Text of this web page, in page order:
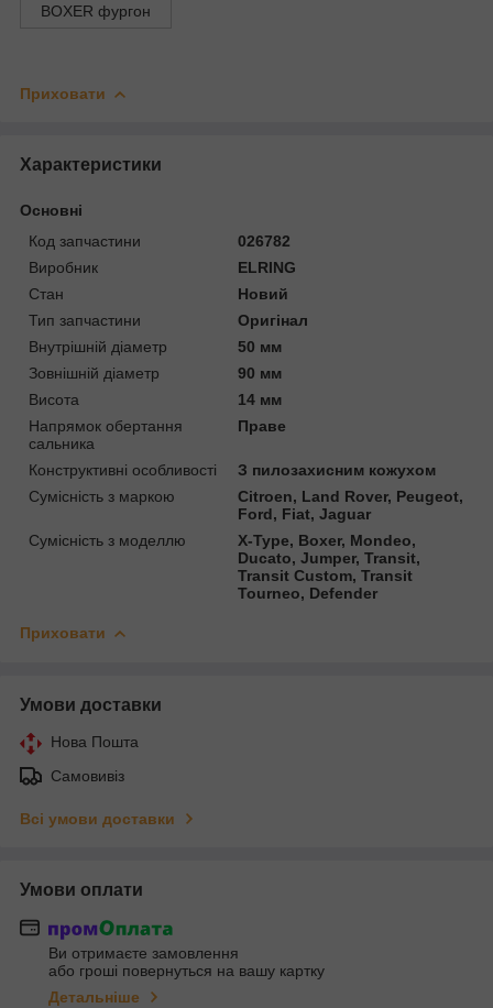
BOXER фургон
Приховати
Характеристики
Основні
Код запчастини
026782
Виробник
ELRING
Стан
Новий
Тип запчастини
Оригінал
Внутрішній діаметр
50 мм
Зовнішній діаметр
90 мм
Висота
14 мм
Напрямок обертання
сальника
Праве
Конструктивні особливості
З пилозахисним кожухом
Сумісність з маркою
Citroen, Land Rover, Peugeot,
Ford, Fiat, Jaguar
Сумісність з моделлю
X-Type, Boxer, Mondeo,
Ducato, Jumper, Transit,
Transit Custom, Transit
Tourneo, Defender
Приховати
Умови доставки
Нова Пошта
Самовивіз
Всі умови доставки
Умови оплати
Ви отримаєте замовлення
або гроші повернуться на вашу картку
Детальніше